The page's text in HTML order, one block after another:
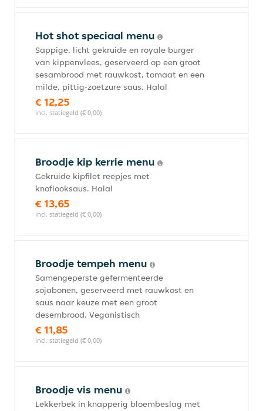
Hot shot speciaal menu
Sappige, licht gekruide en royale burger
van kippenvlees, geserveerd op een groot
sesambrood met rauwkost, tomaat en een
milde, pittig-zoetzure saus. Halal
€ 12,25
incl. statiegeld (€ 0,00)
Broodje kip kerrie menu
Gekruide kipfilet reepjes met
knoflooksaus. Halal
€ 13,65
incl. statiegeld (€ 0,00)
Broodje tempeh menu
Samengeperste gefermenteerde
sojabonen, geserveerd met rauwkost en
saus naar keuze met een groot
desembrood. Veganistisch
€ 11,85
incl. statiegeld (€ 0,00)
Broodje vis menu
Lekkerbek in knapperig bloembeslag met